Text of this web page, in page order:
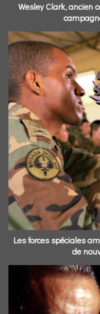
Wesley Clark, ancien
Les forces spéciales
de